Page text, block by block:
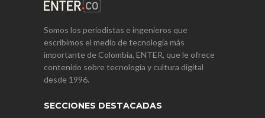
Somos los periodistas e ingenieros que
escribimos el medio de tecnología más
importante de Colombia, ENTER, que le ofrece
contenido sobre tecnología y cultura digital
desde 1996.
SECCIONES DESTACADAS